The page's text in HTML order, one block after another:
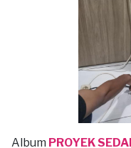
Album PROYEK